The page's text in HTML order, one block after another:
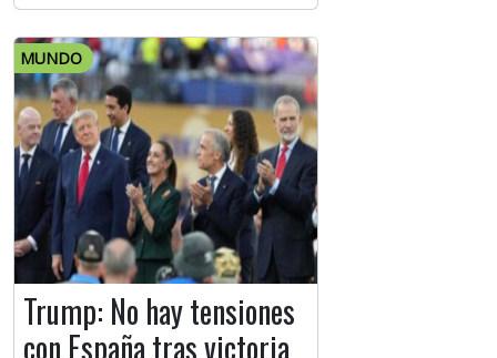
MUNDO
Trump: No hay tensiones
con España tras victoria